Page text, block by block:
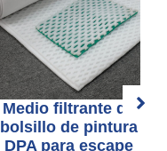
Medio filtrante de
bolsillo de pintura
DPA para escape